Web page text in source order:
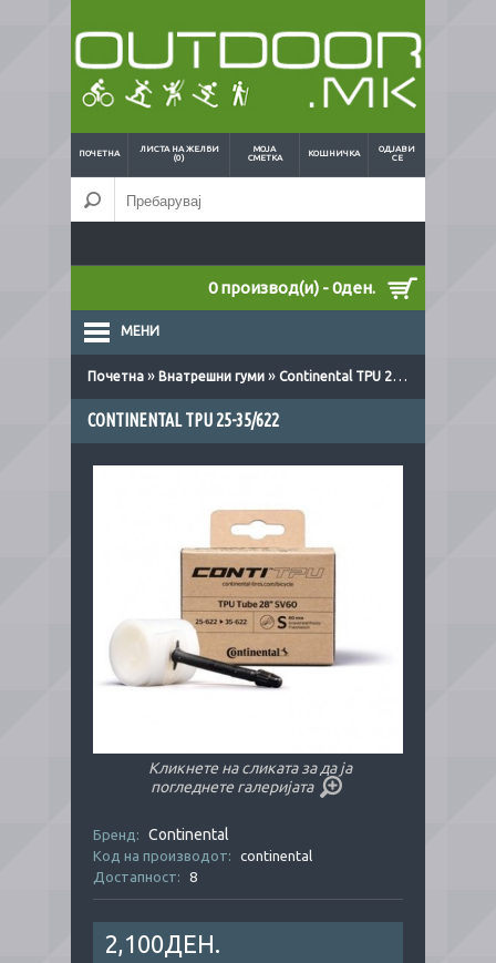
ПОЧЕТНА
ЛИСТА НА ЖЕЛБИ
(0)
МОЈА
СМЕТКА
КОШНИЧКА
ОДЈАВИ
СЕ
0 производ(и) - 0ден.
МЕНИ
Почетна » Внатрешни гуми » Continental TPU 25-35/622
CONTINENTAL TPU 25-35/622
Кликнете на сликата за да ја
погледнете галеријата
Бренд: Continental
Код на производот:
continental
Достапност:
8
2,100ДЕН.